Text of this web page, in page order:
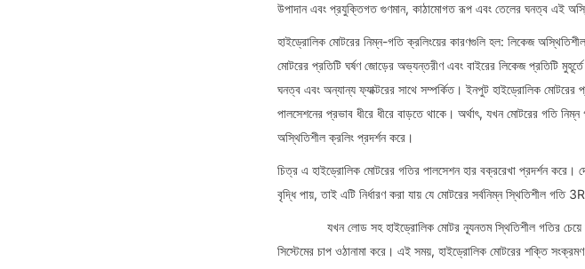
উপাদান এবং প্রযুক্তিগত গুণমান, কাঠামোগত রূপ এবং তেলের ঘনত্ব এই
হাইড্রোলিক মোটরের নিম্ন-গতি ক্রলিংয়ের কারণগুলি হল: লিকেজ
মোটরের প্রতিটি ঘর্ষণ জোড়ের অভ্যন্তরীণ এবং বাইরের লিকেজ প্রতিটি
ঘনত্ব এবং অন্যান্য ফ্যাক্টরের সাথে সম্পর্কিত। ইনপুট হাইড্রোলিক
পালসেশনের প্রভাব ধীরে ধীরে বাড়তে থাকে। অর্থাৎ, যখন মোটরের গতি
অস্থিতিশীল ক্রলিং প্রদর্শন করে।
চিত্র এ হাইড্রোলিক মোটরের গতির পালসেশন হার বক্ররেখা প্রদর্শন
বৃদ্ধি পায়, তাই এটি নির্ধারণ করা যায় যে মোটরের সর্বনিম্ন স্থিতিশীল গতি
যখন লোড সহ হাইড্রোলিক মোটর ন্যূনতম স্থিতিশীল গতির
সিস্টেমের চাপ ওঠানামা করে। এই সময়, হাইড্রোলিক মোটরের শক্তি